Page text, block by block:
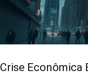
Crise Econômica